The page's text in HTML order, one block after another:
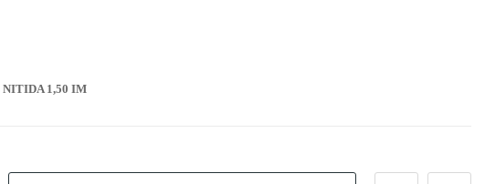
NITIDA 1,50 IM